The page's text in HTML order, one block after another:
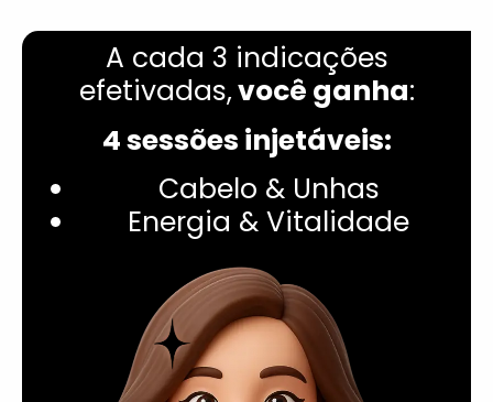
A cada 3 indicações
efetivadas,você ganha:
4 sessões injetáveis:
Cabelo & Unhas
Energia & Vitalidade